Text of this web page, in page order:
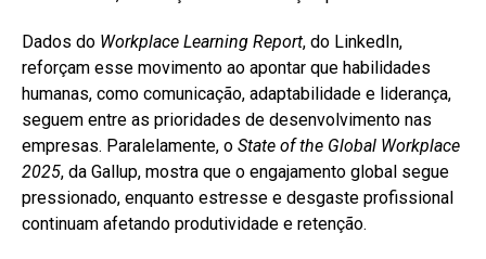
Dados do Workplace Learning Report, do LinkedIn,
reforçam esse movimento ao apontar que habilidades
humanas, como comunicação, adaptabilidade e liderança,
seguem entre as prioridades de desenvolvimento nas
empresas. Paralelamente, o State of the Global Workplace
2025, da Gallup, mostra que o engajamento global segue
pressionado, enquanto estresse e desgaste profissional
continuam afetando produtividade e retenção.